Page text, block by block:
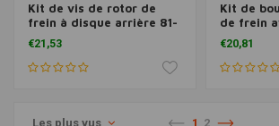
Kit de vis de rotor de
frein à disque arrière 81-
84 FL; 79-91 FX, XL
€21,53
Kit de
de frein
78-82 FX,
€20,81
Les plus vus 1 2